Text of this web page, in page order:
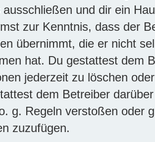
ausschließen und dir ein
zur Kenntnis, dass der
übernimmt, die er nicht
hat. Du gestattest dem
jederzeit zu löschen
dem Betreiber
g. Regeln verstoßen oder
zuzufügen.